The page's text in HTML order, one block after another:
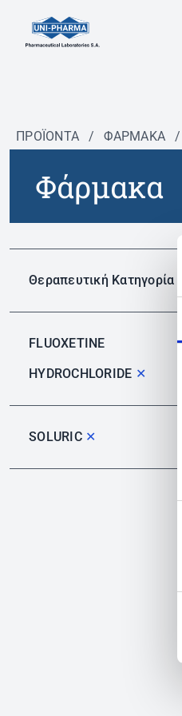
ΠΡΟΪΟΝΤΑ / ΦΆΡΜΑΚΑ /
Φάρμακα
Θεραπευτική Κατηγορία
FLUOXETINE
HYDROCHLORIDE ✕
SOLURIC ✕